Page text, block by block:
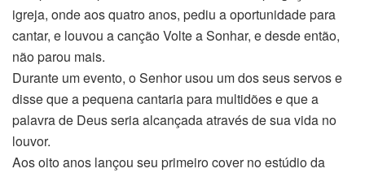
igreja, onde aos quatro anos, pediu a oportunidade para
cantar, e louvou a canção Volte a Sonhar, e desde então,
não parou mais.
Durante um evento, o Senhor usou um dos seus servos e
disse que a pequena cantaria para multidões e que a
palavra de Deus seria alcançada através de sua vida no
louvor.
Aos oito anos lançou seu primeiro cover no estúdio da